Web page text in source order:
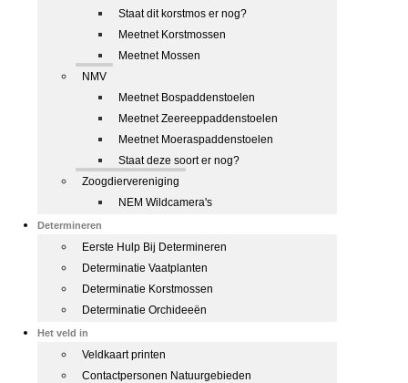
Staat dit korstmos er nog?
Meetnet Korstmossen
Meetnet Mossen
NMV
Meetnet Bospaddenstoelen
Meetnet Zeereeppaddenstoelen
Meetnet Moeraspaddenstoelen
Staat deze soort er nog?
Zoogdiervereniging
NEM Wildcamera's
Determineren
Eerste Hulp Bij Determineren
Determinatie Vaatplanten
Determinatie Korstmossen
Determinatie Orchideeën
Het veld in
Veldkaart printen
Contactpersonen Natuurgebieden